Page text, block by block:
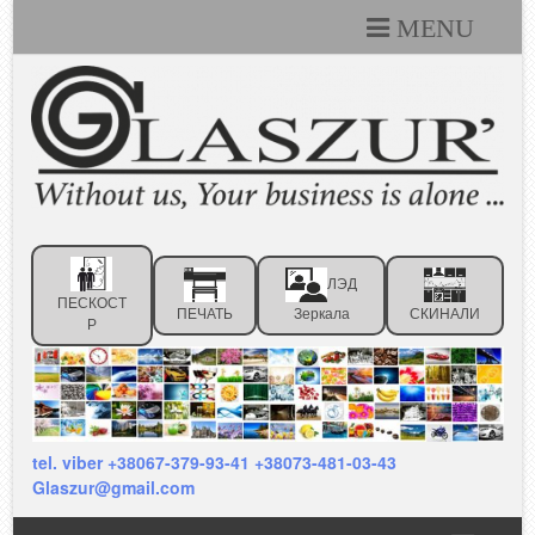
MENU
Каталоги
Технические условия
Портфолио
Контакты
Отзывы клиентов
ПЕСКОСТ
Р
ПЕЧАТЬ
ЛЭД
Зеркала
СКИНАЛИ
tel. viber +38067-379-93-41 +38073-481-03-43
Glaszur@gmail.com